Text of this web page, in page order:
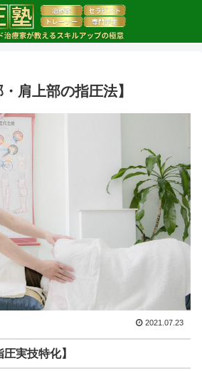
肩上部の指圧法】
2021.07.23
実技特化】